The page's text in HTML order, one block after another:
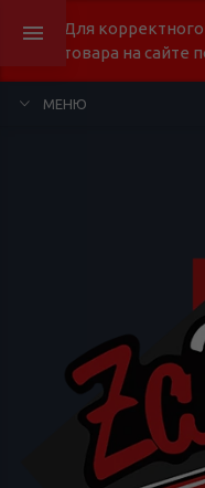
Для
товара на
МЕНЮ